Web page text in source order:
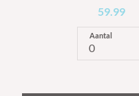
59.99
Aantal